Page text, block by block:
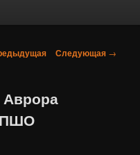
Следующая →
Аврора
ПШО